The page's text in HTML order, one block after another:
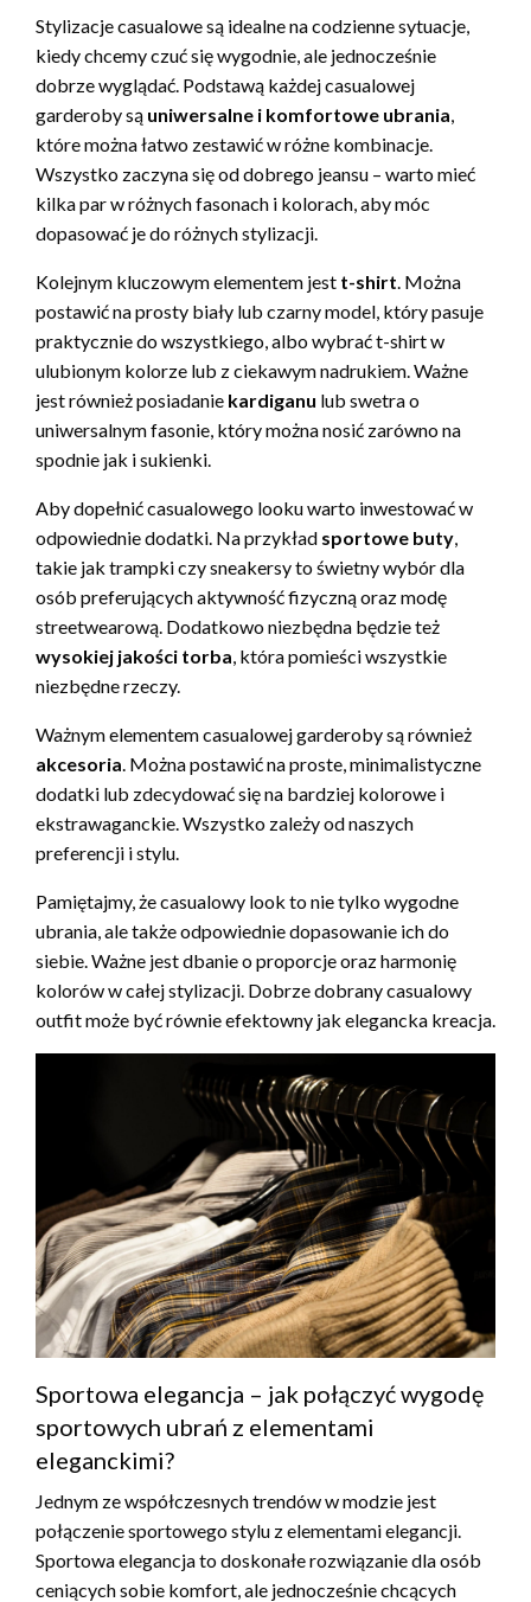
Stylizacje casualowe są idealne na codzienne sytuacje,
kiedy chcemy czuć się wygodnie, ale jednocześnie
dobrze wyglądać. Podstawą każdej casualowej
garderoby są uniwersalne i komfortowe ubrania
które można łatwo zestawić w różne kombinacje.
Wszystko zaczyna się od dobrego jeansu – warto mieć
kilka par w różnych fasonach i kolorach, aby móc
dopasować je do różnych stylizacji.
Kolejnym kluczowym elementem jest t-shirt . Można
postawić na prosty biały lub czarny model, który pasuje
praktycznie do wszystkiego, albo wybrać t-shirt w
ulubionym kolorze lub z ciekawym nadrukiem. Ważne
jest również posiadanie kardiganu lub swetra o
uniwersalnym fasonie, który można nosić zarówno na
spodnie jak i sukienki.
Aby dopełnić casualowego looku warto inwestować w
odpowiednie dodatki. Na przykład sportowe buty
takie jak trampki czy sneakersy to świetny wybór dla
osób preferujących aktywność fizyczną oraz modę
streetwearową. Dodatkowo niezbędna będzie też
wysokiej jakości torba , która pomieści wszystkie
niezbędne rzeczy.
Ważnym elementem casualowej garderoby są również
akcesoria . Można postawić na proste, minimalistyczne
dodatki lub zdecydować się na bardziej kolorowe i
ekstrawaganckie. Wszystko zależy od naszych
preferencji i stylu.
Pamiętajmy, że casualowy look to nie tylko wygodne
ubrania, ale także odpowiednie dopasowanie ich do
siebie. Ważne jest dbanie o proporcje oraz harmonię
kolorów w całej stylizacji. Dobrze dobrany casualowy
outfit może być równie efektowny jak elegancka kreacja.
Sportowa elegancja – jak połączyć wygodę
sportowych ubrań z elementami
eleganckimi?
Jednym ze współczesnych trendów w modzie jest
połączenie sportowego stylu z elementami elegancji.
Sportowa elegancja to doskonałe rozwiązanie dla osób
ceniących sobie komfort, ale jednocześnie chcących